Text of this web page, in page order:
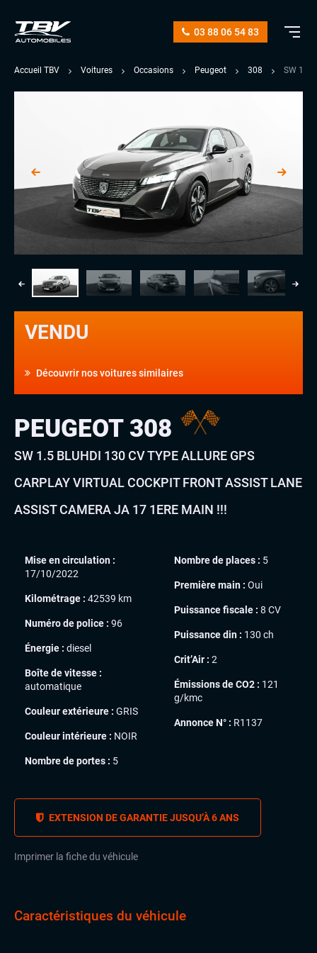
03 88 06 54 83
Accueil TBV Voitures Occasions Peugeot 308 SW 1.5
VENDU
Découvrir nos voitures similaires
PEUGEOT 308
SW 1.5 BLUHDI 130 CV TYPE ALLURE GPS
CARPLAY VIRTUAL COCKPIT FRONT ASSIST LANE
ASSIST CAMERA JA 17 1ERE MAIN !!!
Mise en circulation :
17/10/2022
Kilométrage : 42539 km
Numéro de police : 96
Énergie : diesel
Boîte de vitesse :
automatique
Couleur extérieure : GRIS
Couleur intérieure : NOIR
Nombre de portes : 5
Nombre de places : 5
Première main : Oui
Puissance fiscale : 8 CV
Puissance din : 130 ch
Crit’Air : 2
Émissions de CO2 : 121
g/kmc
Annonce N° : R1137
EXTENSION DE GARANTIE JUSQU’À 6 ANS
Imprimer la fiche du véhicule
Caractéristiques du véhicule